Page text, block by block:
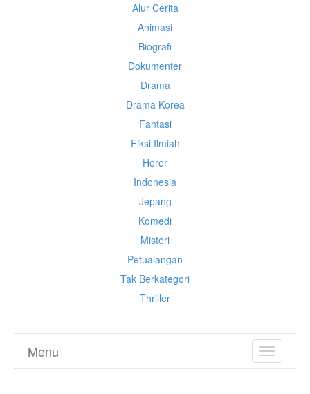
Alur Cerita
Animasi
Biografi
Dokumenter
Drama
Drama Korea
Fantasi
Fiksi Ilmiah
Horor
Indonesia
Jepang
Komedi
Misteri
Petualangan
Tak Berkategori
Thriller
TOGGLE
Menu